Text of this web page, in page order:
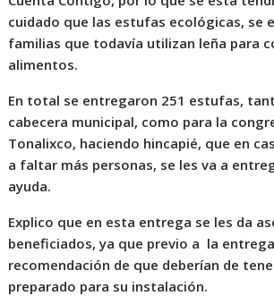
cuidado que las estufas ecológicas, se
familias que todavía utilizan leña para
alimentos.
En total se entregaron 251 estufas,
cabecera municipal, como para la
Tonalixco, haciendo hincapié, que en
a faltar más personas, se les va a
ayuda.
Explico que en esta entrega se les da
beneficiados, ya que previo a la
recomendación de que deberían de
preparado para su instalación.